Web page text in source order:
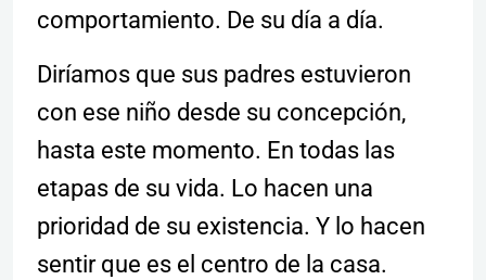
comportamiento. De su día a día.
Diríamos que sus padres estuvieron
con ese niño desde su concepción,
hasta este momento. En todas las
etapas de su vida. Lo hacen una
prioridad de su existencia. Y lo hacen
sentir que es el centro de la casa.